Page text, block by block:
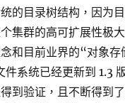
的目录树结构，因为
集群的高可扩展性极
和目前业界的“对象存
件系统已经更新到 1.3
到验证，且不断得到